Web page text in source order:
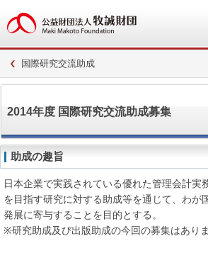
国際研究交流助成
2014年度 国際研究交流助成募集
助成の趣旨
日本企業で実践されている優れた管理会計実
を目指す研究に対する助成等を通じて、わが
発展に寄与することを目的とする。
※研究助成及び出版助成の今回の募集はありま